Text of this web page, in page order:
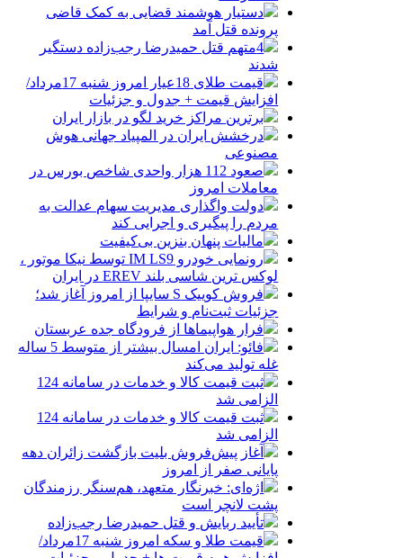
دستیار هوشمند قضایی به کمک قاضی
پرونده قتل آمد
4متهم قتل حمیدرضا رجب‌زاده دستگیر
شدند
قیمت طلای 18عیار امروز شنبه 17مرداد/
افزایش قیمت + جدول و جزئیات
برترین مراکز خرید لگو در بازار ایران
درخشش ایران در المپیاد جهانی هوش
مصنوعی
صعود 112 هزار واحدی شاخص بورس در
معاملات امروز
دولت واگذاری مدیریت سهام عدالت به
مردم را پیگیری و اجرایی کند
مالیات پنهان بنزین بی‌کیفیت
رونمایی خودرو IM LS9 توسط نیکا موتور ،
لوکس ترین شاسی بلند EREV در ایران
فروش کوییک S سایپا از امروز آغاز شد؛
جزئیات ثبت‌نام و شرایط
فرار هواپیماها از فرودگاه جده عربستان
فائو: ایران امسال بیشتر از متوسط 5 ساله
غله تولید می‌کند
ثبت قیمت کالا و خدمات در سامانه 124
الزامی شد
ثبت قیمت کالا و خدمات در سامانه 124
الزامی شد
آغاز پیش‌فروش بلیت بازگشت زائران دهه
پایانی صفر از امروز
اژه‌ای: خبرنگار متعهد، هم‌سنگر رزمندگان
پشت لانچر است
تأیید ربایش و قتل حمیدرضا رجب‌زاده
قیمت طلا و سکه امروز شنبه 17مرداد/